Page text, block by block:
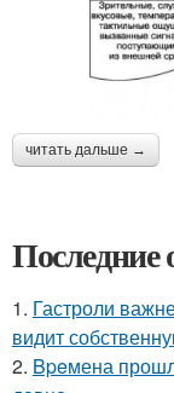
читать дальше →
Последние
1. Гастроли
видит
2. Bpeмена